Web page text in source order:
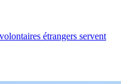
étrangers servent